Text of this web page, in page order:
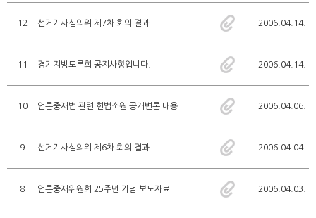
12 선거기사심의위 제7차 회의 결과 2006.04.14.
11 경기지방토론회 공지사항입니다. 2006.04.14.
10 언론중재법 관련 헌법소원 공개변론 내용 2006.04.06.
9 선거기사심의위 제6차 회의 결과 2006.04.04.
8 언론중재위원회 25주년 기념 보도자료 2006.04.03.